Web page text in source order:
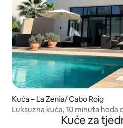
Kuća – La Zenia/ Cabo Roig
Luksuzna kuća, 10 minuta hoda
Kuće za